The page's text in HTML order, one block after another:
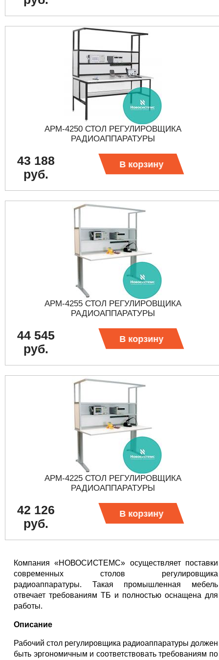
АРМ-4250 СТОЛ РЕГУЛИРОВЩИКА
РАДИОАППАРАТУРЫ
43 188
руб.
В корзину
АРМ-4255 СТОЛ РЕГУЛИРОВЩИКА
РАДИОАППАРАТУРЫ
44 545
руб.
В корзину
АРМ-4225 СТОЛ РЕГУЛИРОВЩИКА
РАДИОАППАРАТУРЫ
42 126
руб.
В корзину
Компания «НОВОСИСТЕМС» осуществляет поставки
современных столов регулировщика
радиоаппаратуры. Такая промышленная мебель
отвечает требованиям ТБ и полностью оснащена для
работы.
Описание
Рабочий стол регулировщика радиоаппаратуры должен
быть эргономичным и соответствовать требованиям по